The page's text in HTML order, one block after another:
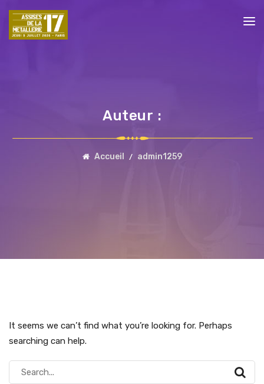
Auteur :
Accueil admin1259
It seems we can’t find what you’re looking for. Perhaps
searching can help.
Search